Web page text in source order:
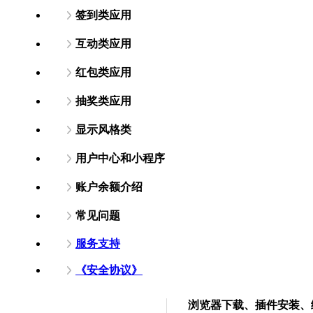
签到类应用
互动类应用
红包类应用
抽奖类应用
显示风格类
用户中心和小程序
账户余额介绍
常见问题
服务支持
《安全协议》
浏览器下载、插件安装